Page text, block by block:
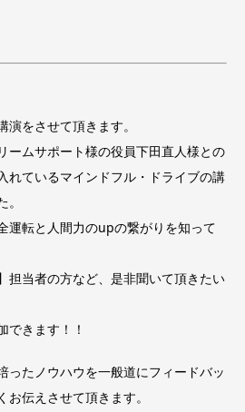
をさせて頂きます。
ームサポート様の役員下田直人様との
れているマインドフル・ドライブの講
運転と人間力のupの繋がりを知って
担当者の方など、是非聞いて頂きたい
できます！！
ったノウハウを一般道にフィードバッ
伝えさせて頂きます。